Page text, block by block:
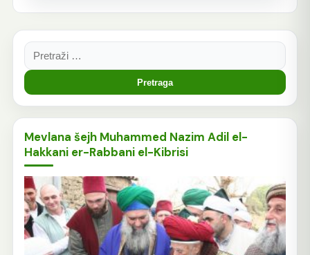
Pretraga:
Mevlana šejh Muhammed Nazim Adil el-
Hakkani er-Rabbani el-Kibrisi